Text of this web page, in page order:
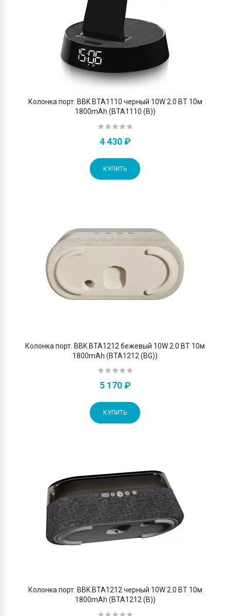
Колонка порт. BBK BTA1110 черный 10W 2.0 BT 10м
1800mAh (BTA1110 (B))
4 430 ₽
КУПИТЬ
Колонка порт. BBK BTA1212 бежевый 10W 2.0 BT 10м
1800mAh (BTA1212 (BG))
5 170 ₽
КУПИТЬ
Колонка порт. BBK BTA1212 черный 10W 2.0 BT 10м
1800mAh (BTA1212 (B))